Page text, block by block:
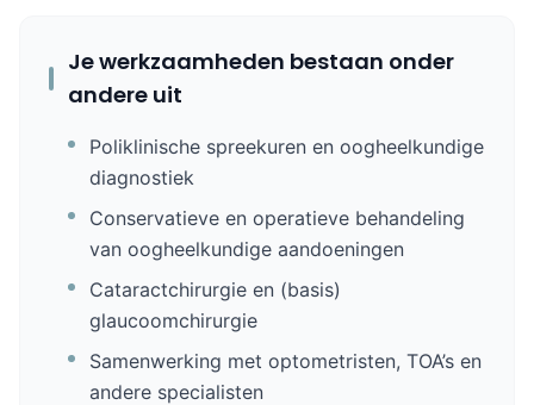
Je werkzaamheden bestaan onder
andere uit
Poliklinische spreekuren en oogheelkundige
diagnostiek
Conservatieve en operatieve behandeling
van oogheelkundige aandoeningen
Cataractchirurgie en (basis)
glaucoomchirurgie
Samenwerking met optometristen, TOA’s en
andere specialisten